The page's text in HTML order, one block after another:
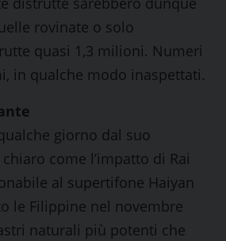
rovinate o solo
quasi 1,3 milioni. Numeri
in qualche modo inaspettati.
giorno dal suo
come l’impatto di Rai
al supertifone Haiyan
le Filippine nel novembre
naturali più potenti che